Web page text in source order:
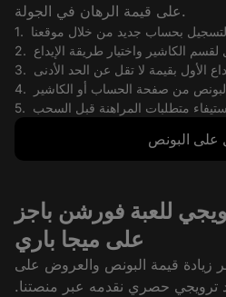
على قيمة الرهان في الجولة.
البونص
للعبة فورشن باجز
على ميجا باري
زيادة قيمة البونص والعروض على
حصري نقدمه عبر منصتنا.